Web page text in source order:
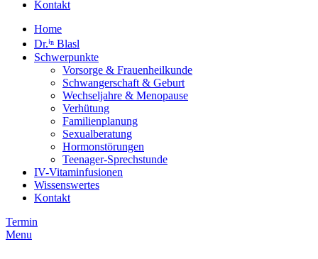
Kontakt
Home
Dr.ⁱⁿ Blasl
Schwerpunkte
Vorsorge & Frauenheilkunde
Schwangerschaft & Geburt
Wechseljahre & Menopause
Verhütung
Familienplanung
Sexualberatung
Hormonstörungen
Teenager-Sprechstunde
IV-Vitaminfusionen
Wissenswertes
Kontakt
Termin
Menu